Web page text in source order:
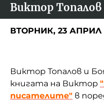
Виктор Топалов
ВТОРНИК, 23 АПРИЛ
Виктор Топалов и
книгата на Виктор
писателите" в